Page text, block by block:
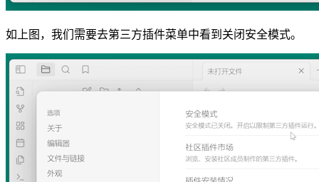
如上图，我们需要去第三方插件菜单中看到关闭安全模式。